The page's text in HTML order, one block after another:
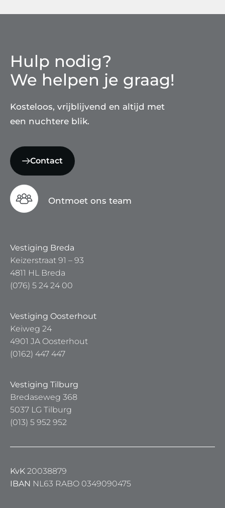
Hulp nodig?
We helpen je graag!
Kosteloos, vrijblijvend en altijd met
een nuchtere blik.
Contact
Ontmoet ons team
Vestiging Breda
Keizerstraat 91 – 93
4811 HL Breda
(076) 5 24 24 00
Vestiging Oosterhout
Keiweg 24
4901 JA Oosterhout
(0162) 447 447
Vestiging Tilburg
Bredaseweg 368
5037 LG Tilburg
(013) 5 952 952
KvK 20038879
IBAN NL63 RABO 0349090475